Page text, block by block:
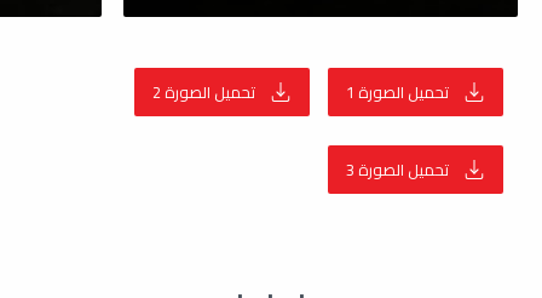
تحميل الصورة 1 تحميل الصورة 2
تحميل الصورة 3